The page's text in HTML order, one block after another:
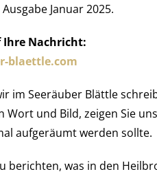
Januar 2025.
Nachricht:
blaettle.com
im Seeräuber Blättle
Wort und Bild, zeigen Sie
aufgeräumt werden sollte.
berichten, was in den